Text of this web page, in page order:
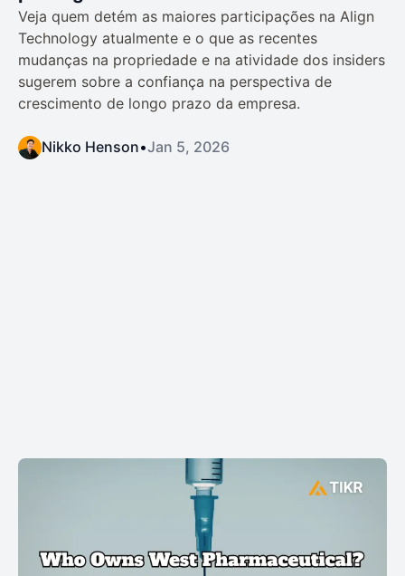
Veja quem detém as maiores participações na Align
Technology atualmente e o que as recentes
mudanças na propriedade e na atividade dos insiders
sugerem sobre a confiança na perspectiva de
crescimento de longo prazo da empresa.
Nikko Henson•Jan 5, 2026